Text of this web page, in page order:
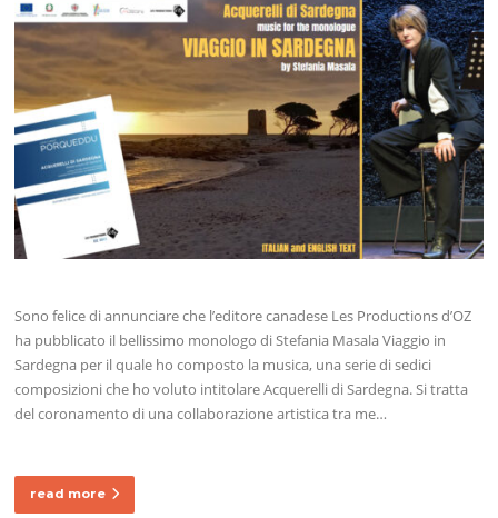
Sono felice di annunciare che l’editore canadese Les Productions d’OZ
ha pubblicato il bellissimo monologo di Stefania Masala Viaggio in
Sardegna per il quale ho composto la musica, una serie di sedici
composizioni che ho voluto intitolare Acquerelli di Sardegna. Si tratta
del coronamento di una collaborazione artistica tra me…
read more